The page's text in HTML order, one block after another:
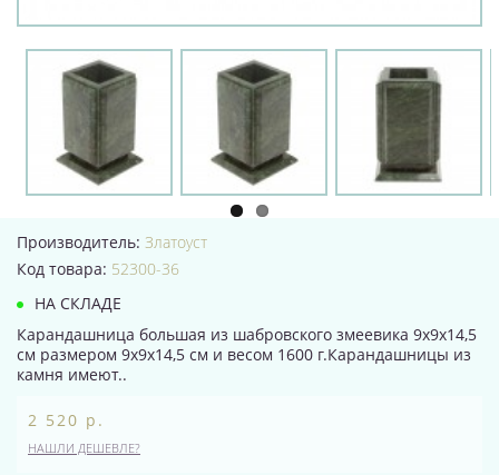
Производитель: Златоуст
Код товара: 52300-36
НА СКЛАДЕ
Карандашница большая из шабровского змеевика 9х9х14,5
см размером 9х9х14,5 см и весом 1600 г.Карандашницы из
камня имеют..
2 520 р.
НАШЛИ ДЕШЕВЛЕ?